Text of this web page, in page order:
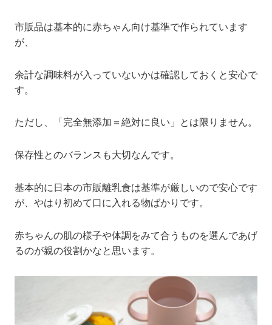
市販品は基本的に赤ちゃん向け基準で作られています
が、
余計な調味料が入っていないかは確認しておくと安心で
す。
ただし、「完全無添加＝絶対に良い」とは限りません。
保存性とのバランスも大切なんです。
基本的に日本の市販離乳食は基準が厳しいので安心です
が、やはり初めて口に入れる物ばかりです。
赤ちゃんの肌の様子や体調をみて合うものを選んであげ
るのが親の役割かなと思います。